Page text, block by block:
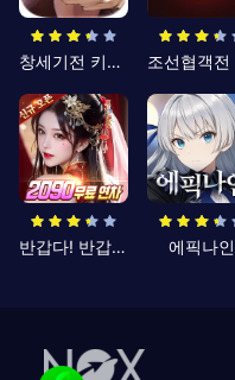
창세기전 키우기
반갑다! 반갑삼국지 에픽나인